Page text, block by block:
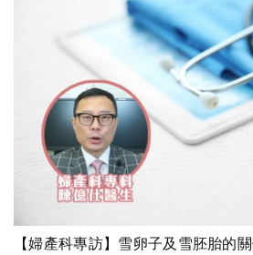
【婦產科專訪】雪卵子及雪胚胎的